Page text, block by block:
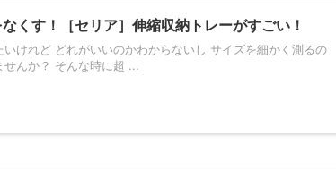
くす！［セリア］伸縮収納トレーがすごい！
けれど どれがいいのかわからないし サイズを細かく測るの
んか？ そんな時に超 ...